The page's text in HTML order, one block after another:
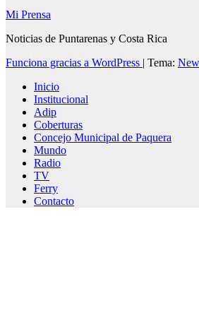
Mi Prensa
Noticias de Puntarenas y Costa Rica
Funciona gracias a WordPress | Tema:
Inicio
Institucional
Adip
Coberturas
Concejo Municipal de Paquera
Mundo
Radio
TV
Ferry
Contacto